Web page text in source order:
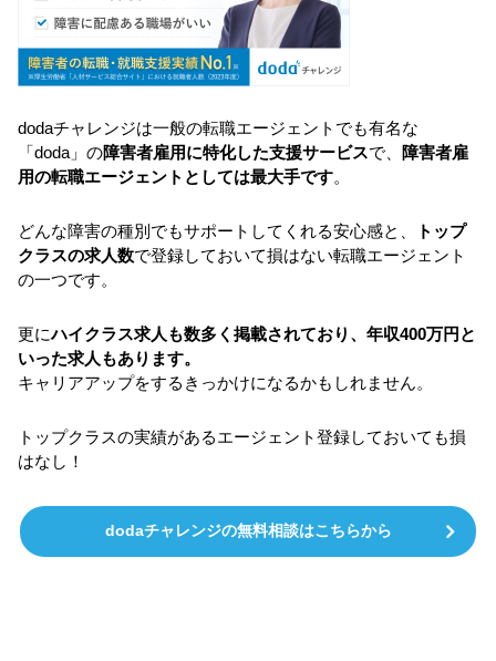
dodaチャレンジは一般の転職エージェントでも有名な
「doda」の障害者雇用に特化した支援サービスで、
障害者雇
用の転職エージェントとしては最大手です。
どんな障害の種別でもサポートしてくれる安心感と、
トップ
クラスの求人数で登録しておいて損はない転職エージェント
の一つです。
更にハイクラス求人も数多く掲載されており、年収400万円と
いった求人もあります。
キャリアアップをするきっかけになるかもしれません。
トップクラスの実績があるエージェント登録しておいても損
はなし！
dodaチャレンジの無料相談はこちらから